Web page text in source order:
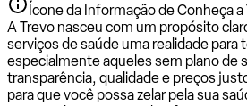
Ícone da Informação de Conheça a
A Trevo nasceu com um propósito
serviços de saúde uma realidade para
especialmente aqueles sem plano de
transparência, qualidade e preços
para que você possa zelar pela sua